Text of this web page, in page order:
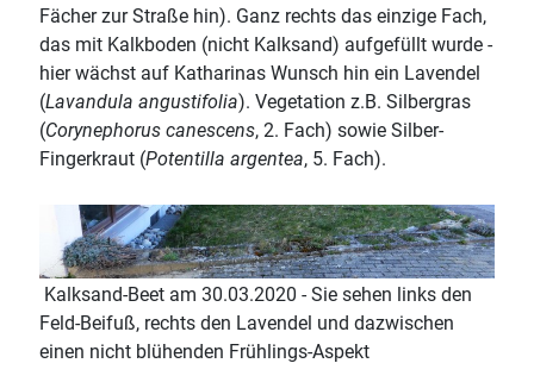
Fächer zur Straße hin). Ganz rechts das einzige Fach,
das mit Kalkboden (nicht Kalksand) aufgefüllt wurde -
hier wächst auf Katharinas Wunsch hin ein Lavendel
(Lavandula angustifolia). Vegetation z.B. Silbergras
(Corynephorus canescens, 2. Fach) sowie Silber-
Fingerkraut (Potentilla argentea, 5. Fach).
Kalksand-Beet am 30.03.2020 - Sie sehen links den
Feld-Beifuß, rechts den Lavendel und dazwischen
einen nicht blühenden Frühlings-Aspekt